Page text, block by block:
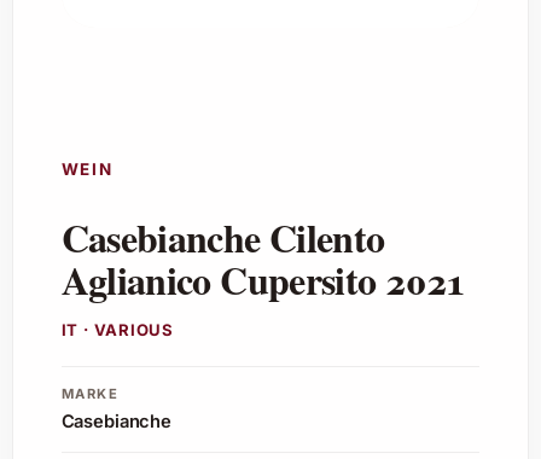
WEIN
Casebianche Cilento
Aglianico Cupersito 2021
IT · VARIOUS
MARKE
Casebianche